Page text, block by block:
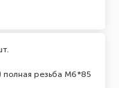
резьба М6*85